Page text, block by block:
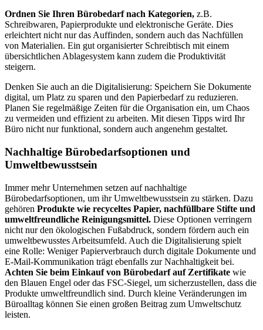
Ordnen Sie Ihren Bürobedarf nach Kategorien, z.B.
Schreibwaren, Papierprodukte und elektronische Geräte. Dies
erleichtert nicht nur das Auffinden, sondern auch das Nachfüllen
von Materialien. Ein gut organisierter Schreibtisch mit einem
übersichtlichen Ablagesystem kann zudem die Produktivität
steigern.
Denken Sie auch an die Digitalisierung: Speichern Sie Dokumente
digital, um Platz zu sparen und den Papierbedarf zu reduzieren.
Planen Sie regelmäßige Zeiten für die Organisation ein, um Chaos
zu vermeiden und effizient zu arbeiten. Mit diesen Tipps wird Ihr
Büro nicht nur funktional, sondern auch angenehm gestaltet.
Nachhaltige Bürobedarfsoptionen und
Umweltbewusstsein
Immer mehr Unternehmen setzen auf nachhaltige
Bürobedarfsoptionen, um ihr Umweltbewusstsein zu stärken. Dazu
gehören Produkte wie recyceltes Papier, nachfüllbare Stifte und
umweltfreundliche Reinigungsmittel. Diese Optionen verringern
nicht nur den ökologischen Fußabdruck, sondern fördern auch ein
umweltbewusstes Arbeitsumfeld. Auch die Digitalisierung spielt
eine Rolle: Weniger Papierverbrauch durch digitale Dokumente und
E-Mail-Kommunikation trägt ebenfalls zur Nachhaltigkeit bei.
Achten Sie beim Einkauf von Bürobedarf auf Zertifikate wie
den Blauen Engel oder das FSC-Siegel, um sicherzustellen, dass die
Produkte umweltfreundlich sind. Durch kleine Veränderungen im
Büroalltag können Sie einen großen Beitrag zum Umweltschutz
leisten.